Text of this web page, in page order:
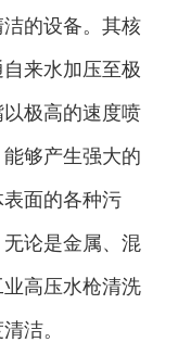
佼佼者，
适用性，
缺的清洁
的设备。其核
来水加压至极
极高的速度喷
够产生强大的
面的各种污
论是金属、混
高压水枪清洗
洁。